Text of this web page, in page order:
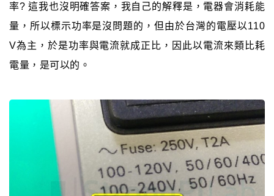
率? 這我也沒明確答案，我自己的解釋是，電器會消耗能
量，所以標示功率是沒問題的，但由於台灣的電壓以110
V為主，於是功率與電流就成正比，因此以電流來類比耗
電量，是可以的。